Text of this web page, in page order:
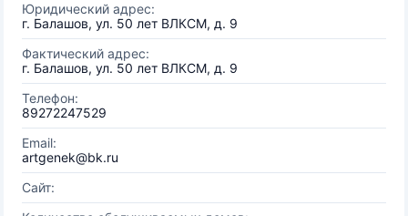
Юридический адрес:
г. Балашов, ул. 50 лет ВЛКСМ, д. 9
Фактический адрес:
г. Балашов, ул. 50 лет ВЛКСМ, д. 9
Телефон:
89272247529
Email:
artgenek@bk.ru
Сайт: